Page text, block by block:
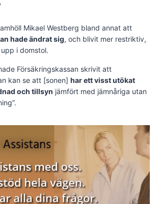
Mikael Westberg bland annat att
hade ändrat sig, och blivit mer restriktiv,
i domstol.
Försäkringskassan skrivit att
kan se att [sonen] har ett visst utökat
och tillsyn jämfört med jämnåriga utan